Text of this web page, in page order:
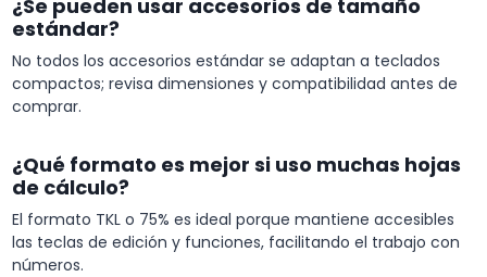
¿Se pueden usar accesorios de tamaño
estándar?
No todos los accesorios estándar se adaptan a teclados
compactos; revisa dimensiones y compatibilidad antes de
comprar.
¿Qué formato es mejor si uso muchas hojas
de cálculo?
El formato TKL o 75% es ideal porque mantiene accesibles
las teclas de edición y funciones, facilitando el trabajo con
números.